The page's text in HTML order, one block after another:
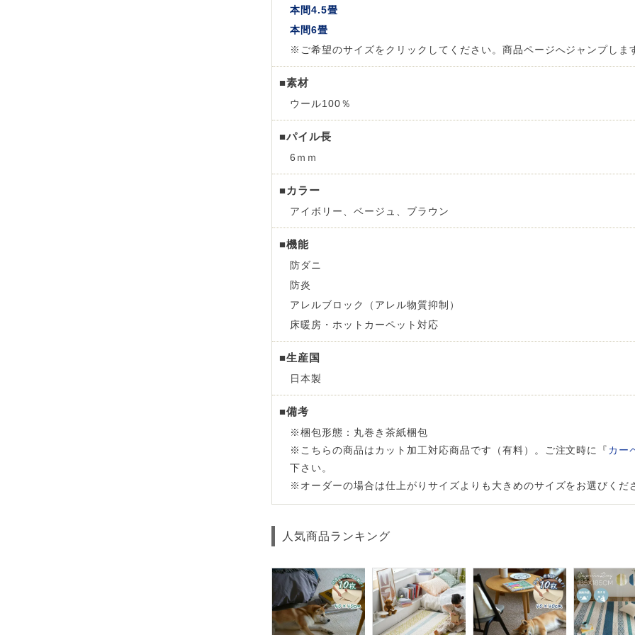
本間4.5畳
本間6畳
※ご希望のサイズをクリックしてください。商品ページへジャンプしま
■素材
ウール100％
■パイル長
6ｍｍ
■カラー
アイボリー、ベージュ、ブラウン
■機能
防ダニ
防炎
アレルブロック（アレル物質抑制）
床暖房・ホットカーペット対応
■生産国
日本製
■備考
※梱包形態：丸巻き茶紙梱包
※こちらの商品はカット加工対応商品です（有料）。ご注文時に『カー
下さい。
※オーダーの場合は仕上がりサイズよりも大きめのサイズをお選びくだ
人気商品ランキング